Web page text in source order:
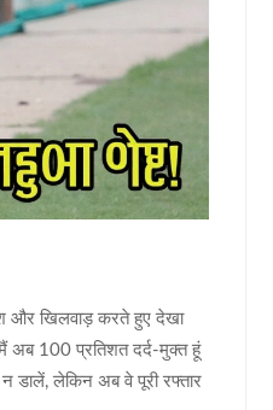
और खिलवाड़ करते हुए देखा
अब 100 प्रतिशत दर्द-मुक्त हूं
लेकिन अब वे पूरी रफ्तार